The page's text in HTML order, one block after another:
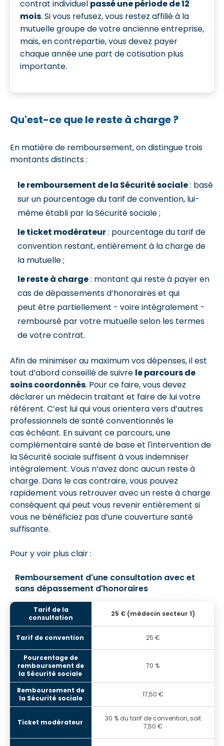
contrat individuel passé une période de 12
mois. Si vous refusez, vous restez affilié à la
mutuelle groupe de votre ancienne entreprise,
mais, en contrepartie, vous devez payer
chaque année une part de cotisation plus
importante.
Qu'est-ce que le reste à charge ?
En matière de remboursement, on distingue trois
montants distincts :
le remboursement de la Sécurité sociale: basé
sur un pourcentage du tarif de convention, lui-
même établi par la Sécurité sociale ;
le ticket modérateur: pourcentage du tarif de
convention restant, entièrement à la charge de
la mutuelle ;
le reste à charge: montant qui reste à payer en
cas de dépassements d’honoraires et qui
peut être partiellement - voire intégralement -
remboursé par votre mutuelle selon les termes
de votre contrat.
Afin de minimiser au maximum vos dépenses, il est
tout d’abord conseillé de suivre le parcours de
soins coordonnés. Pour ce faire, vous devez
déclarer un médecin traitant et faire de lui votre
référent. C’est lui qui vous orientera vers d’autres
professionnels de santé conventionnés le
cas échéant. En suivant ce parcours, une
complémentaire santé de base et l'intervention de
la Sécurité sociale suffisent à vous indemniser
intégralement. Vous n’avez donc aucun reste à
charge. Dans le cas contraire, vous pouvez
rapidement vous retrouver avec un reste à charge
conséquent qui peut vous revenir entièrement si
vous ne bénéficiez pas d’une couverture santé
suffisante.
Pour y voir plus clair :
Remboursement d'une consultation avec et
sans dépassement d'honoraires
25 € (médecin secteur 1)
25 €
70 %
17,50 €
30 % du tarif de convention, soit
7,50 €